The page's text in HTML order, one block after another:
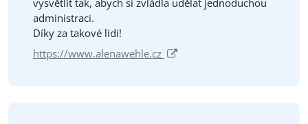
vysvětlit tak, abych si zvládla udělat jednoduchou
administraci.
Díky za takové lidi!
https://www.alenawehle.cz